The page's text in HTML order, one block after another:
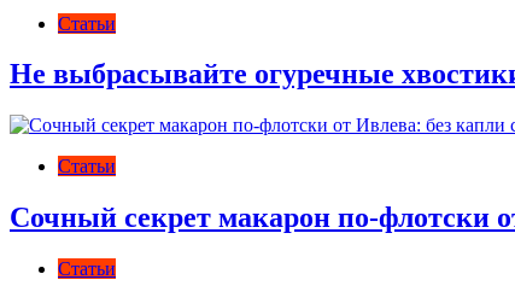
Статьи
Не выбрасывайте огуречные
Статьи
Сочный секрет макарон по-флотски
Статьи